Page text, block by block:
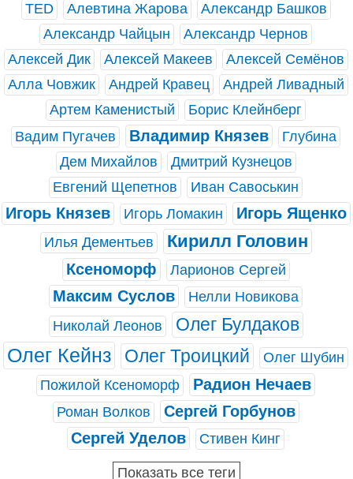
TED Алевтина Жарова
Александр Башков
Александр Чайцын
Александр Чернов
Алексей Дик
Алексей Макеев
Алексей Семёнов
Алла Човжик
Андрей Кравец
Андрей Ливадный
Артем Каменистый
Борис Клейнберг
Вадим Пугачев
Владимир Князев
Глубина
Дем Михайлов
Дмитрий Кузнецов
Евгений Щепетнов
Иван Савоськин
Игорь Князев Игорь Ломакин Игорь Ященко
Илья Дементьев Кирилл Головин
Ксеноморф Ларионов Сергей
Максим Суслов
Нелли Новикова
Николай Леонов
Олег Булдаков
Олег Кейнз Олег Троицкий
Олег Шубин
Пожилой Ксеноморф
Радион Нечаев
Роман Волков
Сергей Горбунов
Сергей Уделов
Стивен Кинг
Показать все теги